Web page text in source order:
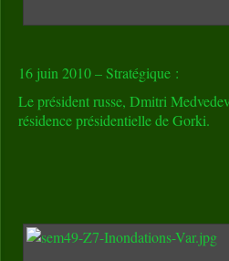
16 juin 2010 – Stratégique :
Le président russe, Dmitri
résidence présidentielle de Gorki.